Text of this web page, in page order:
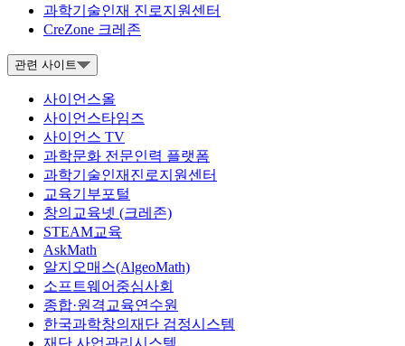
과학기술인재 진로지원센터
CreZone 크레존
관련 사이트
사이언스올
사이언스타임즈
사이언스 TV
과학문화 전문인력 플랫폼
과학기술인재진로지원센터
교육기부포털
창의교육넷 (크레존)
STEAM교육
AskMath
알지오매스(AlgeoMath)
소프트웨어중심사회
종합·원격교육연수원
한국과학창의재단 검정시스템
재단 사업관리시스템